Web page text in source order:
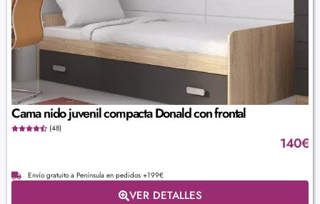
Cama nido juvenil compacta Donald con frontal
(48)
140€
Envío gratuito a Península en pedidos +199€
VER DETALLES